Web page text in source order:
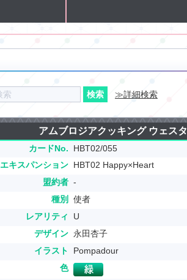
≫詳細検索
アムブロジアクッキング ウェスタ
カードNo.
HBT02/055
エキスパンション HBT02 Happy×Heart
盟約者 -
種別
使者
レアリティ
U
デザイン 永田杏子
イラスト
Pompadour
色